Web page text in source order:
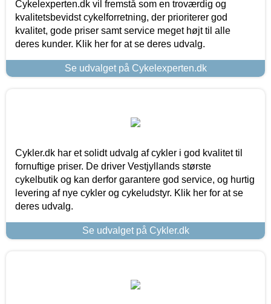
Cykelexperten.dk vil fremstå som en troværdig og
kvalitetsbevidst cykelforretning, der prioriterer god
kvalitet, gode priser samt service meget højt til alle
deres kunder. Klik her for at se deres udvalg.
Se udvalget på Cykelexperten.dk
Cykler.dk har et solidt udvalg af cykler i god kvalitet til
fornuftige priser. De driver Vestjyllands største
cykelbutik og kan derfor garantere god service, og hurtig
levering af nye cykler og cykeludstyr. Klik her for at se
deres udvalg.
Se udvalget på Cykler.dk